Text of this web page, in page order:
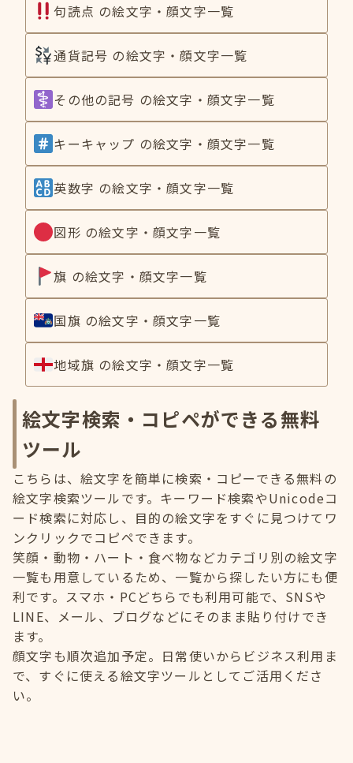
句読点 の絵文字・顔文字一覧
通貨記号 の絵文字・顔文字一覧
その他の記号 の絵文字・顔文字一覧
キーキャップ の絵文字・顔文字一覧
英数字 の絵文字・顔文字一覧
図形 の絵文字・顔文字一覧
旗 の絵文字・顔文字一覧
国旗 の絵文字・顔文字一覧
地域旗 の絵文字・顔文字一覧
絵文字検索・コピペができる無料
ツール
こちらは、絵文字を簡単に検索・コピーできる無料の
絵文字検索ツールです。キーワード検索やUnicodeコ
ード検索に対応し、目的の絵文字をすぐに見つけてワ
ンクリックでコピペできます。
笑顔・動物・ハート・食べ物などカテゴリ別の絵文字
一覧も用意しているため、一覧から探したい方にも便
利です。スマホ・PCどちらでも利用可能で、SNSや
LINE、メール、ブログなどにそのまま貼り付けでき
ます。
顔文字も順次追加予定。日常使いからビジネス利用ま
で、すぐに使える絵文字ツールとしてご活用くださ
い。